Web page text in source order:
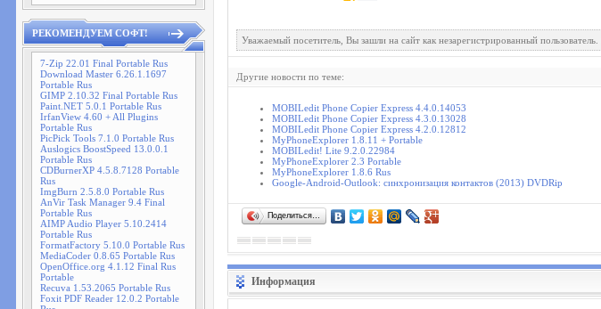
РЕКОМЕНДУЕМ СОФТ!
7-Zip 22.01 Final Portable Rus
Download Master 6.26.1.1697
Portable Rus
GIMP 2.10.32 Final Portable Rus
Paint.NET 5.0.1 Portable Rus
IrfanView 4.60 + All Plugins
Portable Rus
PicPick Tools 7.1.0 Portable Rus
Auslogics BoostSpeed 13.0.0.1
Portable Rus
CDBurnerXP 4.5.8.7128 Portable
Rus
ImgBurn 2.5.8.0 Portable Rus
AnVir Task Manager 9.4 Final
Portable Rus
AIMP Audio Player 5.10.2414
Portable Rus
FormatFactory 5.10.0 Portable Rus
MediaCoder 0.8.65 Portable Rus
OpenOffice.org 4.1.12 Final Rus
Portable
Recuva 1.53.2065 Portable Rus
Foxit PDF Reader 12.0.2 Portable
Уважаемый посетитель, Вы зашли на сайт как незарегистрированный
Другие новости по теме:
MOBILedit Phone Copier Express 4.4.0.14053
MOBILedit Phone Copier Express 4.3.0.13028
MOBILedit Phone Copier Express 4.2.0.12812
MyPhoneExplorer 1.8.11 + Portable
MOBILedit! Lite 9.2.0.22984
MyPhoneExplorer 2.3 Portable
MyPhoneExplorer 1.8.6 Rus
Google-Android-Outlook: синхронизация контактов (2013) DVDRip
Поделиться…
Информация